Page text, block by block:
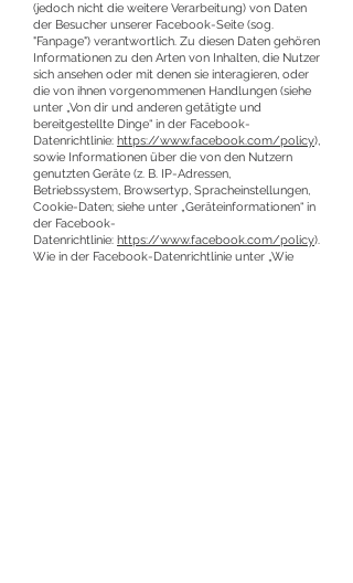
(jedoch nicht die weitere Verarbeitung) von Daten
der Besucher unserer Facebook-Seite (sog.
"Fanpage") verantwortlich. Zu diesen Daten gehören
Informationen zu den Arten von Inhalten, die Nutzer
sich ansehen oder mit denen sie interagieren, oder
die von ihnen vorgenommenen Handlungen (siehe
unter „Von dir und anderen getätigte und
bereitgestellte Dinge“ in der Facebook-
Datenrichtlinie: https://www.facebook.com/policy),
sowie Informationen über die von den Nutzern
genutzten Geräte (z. B. IP-Adressen,
Betriebssystem, Browsertyp, Spracheinstellungen,
Cookie-Daten; siehe unter „Geräteinformationen“ in
der Facebook-
Datenrichtlinie: https://www.facebook.com/policy).
Wie in der Facebook-Datenrichtlinie unter „Wie